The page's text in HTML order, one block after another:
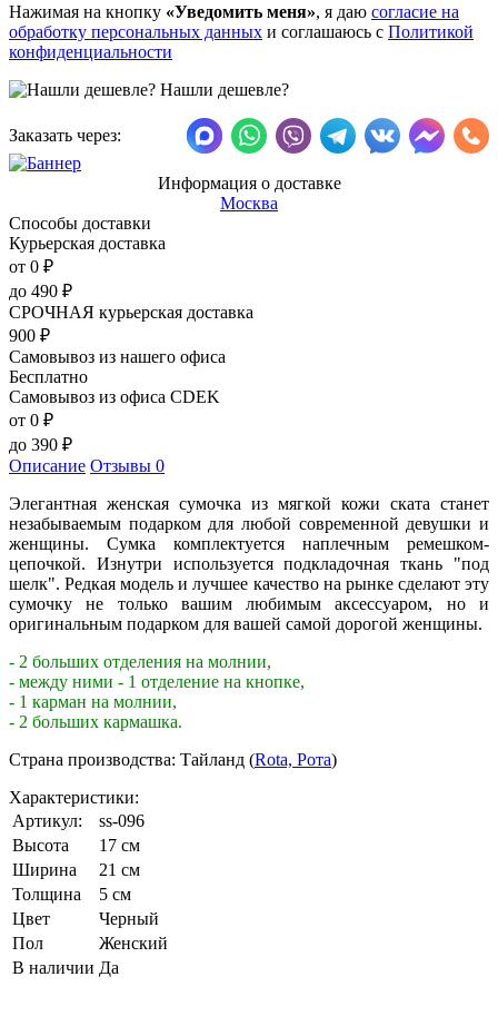
Нажимая на кнопку «Уведомить меня», я даю согласие на
обработку персональных данных и соглашаюсь с Политикой
конфиденциальности
Нашли дешевле?
Заказать через:
Информация о доставке
Москва
Способы доставки
Курьерская доставка
от 0 ₽
до 490 ₽
СРОЧНАЯ курьерская доставка
900 ₽
Самовывоз из нашего офиса
Бесплатно
Самовывоз из офиса CDEK
от 0 ₽
до 390 ₽
Описание Отзывы 0
Элегантная женская сумочка из мягкой кожи ската станет
незабываемым подарком для любой современной девушки и
женщины. Сумка комплектуется наплечным ремешком-
цепочкой. Изнутри используется подкладочная ткань "под
шелк". Редкая модель и лучшее качество на рынке сделают эту
сумочку не только вашим любимым аксессуаром, но и
оригинальным подарком для вашей самой дорогой женщины.
- 2 больших отделения на молнии,
- между ними - 1 отделение на кнопке,
- 1 карман на молнии,
- 2 больших кармашка.
Страна производства: Тайланд (Rota, Рота)
Характеристики:
Артикул:
ss-096
Высота
17 см
Ширина
21 см
Толщина
5 см
Цвет
Черный
Пол
Женский
В наличии Да